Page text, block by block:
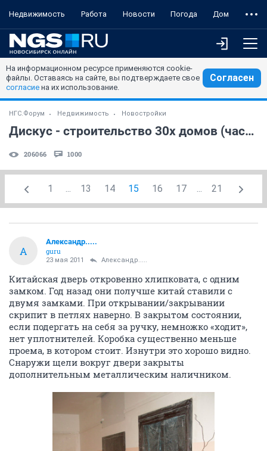
Недвижимость Работа Новости Погода Дом
На информационном ресурсе применяются cookie-
файлы. Оставаясь на сайте, вы подтверждаете свое
согласие на их использование.
Согласен
НГС.Форум Недвижимость Новостройки
Дискус - строительство 30х домов (часть 6)
206066 1000
1 ... 13 14 15 16 17 ... 21
А
Александр.....
guru
23 мая 2011 Александр.....
Китайская дверь откровенно хлипковата, с одним
замком. Год назад они получше китай ставили с
двумя замками. При открывании/закрывании
скрипит в петлях наверно. В закрытом состоянии,
если подергать на себя за ручку, немножко «ходит»,
нет уплотнителей. Коробка существенно меньше
проема, в котором стоит. Изнутри это хорошо видно.
Снаружи щели вокруг двери закрыты
дополнительным металлическим наличником.